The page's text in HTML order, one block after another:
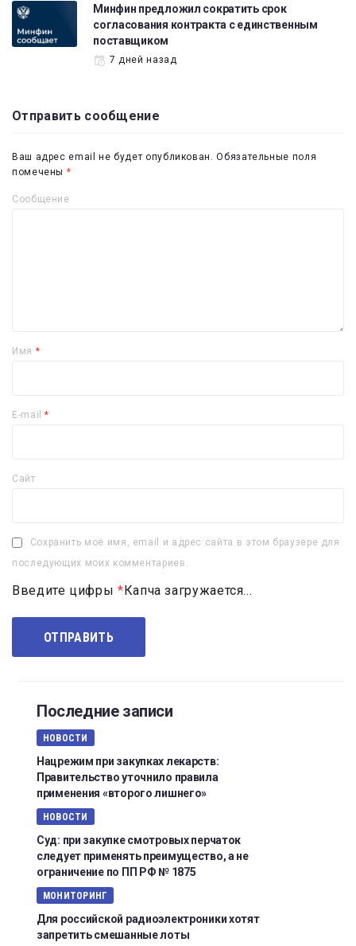
Минфин предложил сократить срок
согласования контракта с единственным
поставщиком
7 дней назад
Отправить сообщение
Ваш адрес email не будет опубликован. Обязательные поля
помечены *
Сообщение
Имя *
E-mail*
Сайт
Сохранить моё имя, email и адрес сайта в этом браузере для
последующих моих комментариев.
Введите цифры * Капча загружается...
Последние записи
НОВОСТИ
Нацрежим при закупках лекарств:
Правительство уточнило правила
применения «второго лишнего»
НОВОСТИ
Суд: при закупке смотровых перчаток
следует применять преимущество, а не
ограничение по ПП РФ № 1875
МОНИТОРИНГ
Для российской радиоэлектроники хотят
запретить смешанные лоты